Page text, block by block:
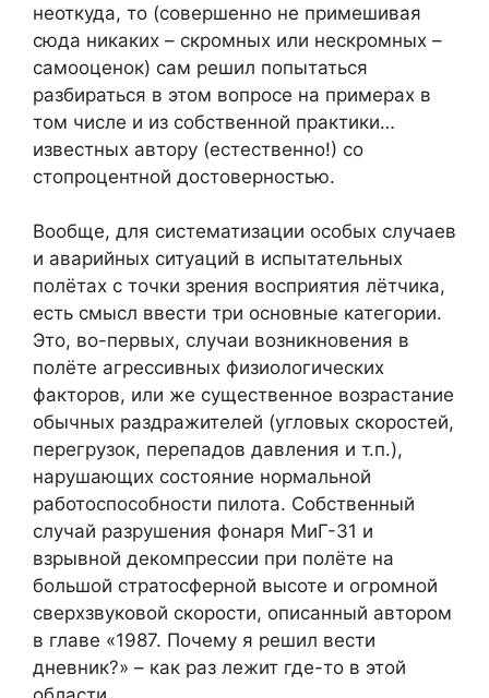
неоткуда, то (совершенно не примешивая
сюда никаких – скромных или нескромных –
самооценок) сам решил попытаться
разбираться в этом вопросе на примерах в
том числе и из собственной практики…
известных автору (естественно!) со
стопроцентной достоверностью.
Вообще, для систематизации особых случаев
и аварийных ситуаций в испытательных
полётах с точки зрения восприятия лётчика,
есть смысл ввести три основные категории.
Это, во-первых, случаи возникновения в
полёте агрессивных физиологических
факторов, или же существенное возрастание
обычных раздражителей (угловых скоростей,
перегрузок, перепадов давления и т.п.),
нарушающих состояние нормальной
работоспособности пилота. Собственный
случай разрушения фонаря МиГ-31 и
взрывной декомпрессии при полёте на
большой стратосферной высоте и огромной
сверхзвуковой скорости, описанный автором
в главе «1987. Почему я решил вести
дневник?» – как раз лежит где-то в этой